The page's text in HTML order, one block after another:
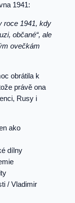
1941:
roce 1941, kdy
občané“, ale
ovečkám
obrátila k
právě ona
Rusy i
dílny
/ Vladimir